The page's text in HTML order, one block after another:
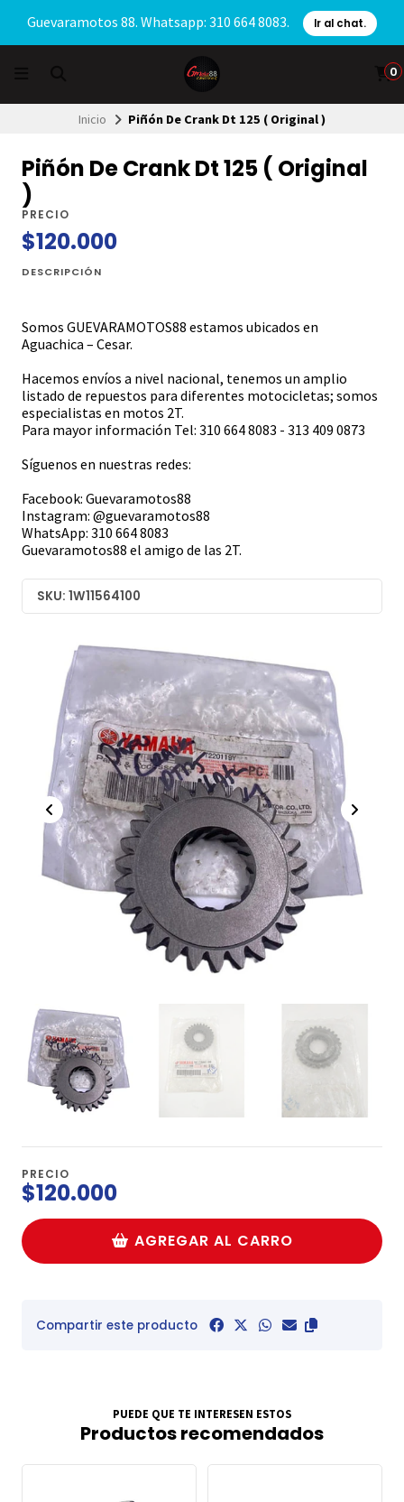
Guevaramotos 88. Whatsapp: 310 664 8083. Ir al chat.
0
Inicio Piñón De Crank Dt 125 ( Original )
Piñón De Crank Dt 125 ( Original
)
PRECIO
$120.000
DESCRIPCIÓN
Somos GUEVARAMOTOS88 estamos ubicados en
Aguachica – Cesar.
Hacemos envíos a nivel nacional, tenemos un amplio
listado de repuestos para diferentes motocicletas; somos
especialistas en motos 2T.
Para mayor información Tel: 310 664 8083 - 313 409 0873
Síguenos en nuestras redes:
Facebook: Guevaramotos88
Instagram: @guevaramotos88
WhatsApp: 310 664 8083
Guevaramotos88 el amigo de las 2T.
SKU: 1W11564100
PRECIO
$120.000
AGREGAR AL CARRO
Compartir este producto
PUEDE QUE TE INTERESEN ESTOS
Productos recomendados